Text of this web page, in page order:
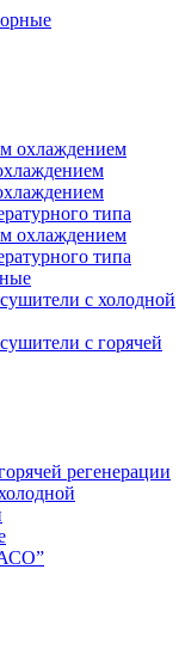
охлаждением
типа
охлаждением
типа
с холодной
с горячей
регенерации